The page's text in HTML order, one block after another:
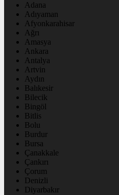
Adana
Adıyaman
Afyonkarahisar
Ağrı
Amasya
Ankara
Antalya
Artvin
Aydın
Balıkesir
Bilecik
Bingöl
Bitlis
Bolu
Burdur
Bursa
Çanakkale
Çankırı
Çorum
Denizli
Diyarbakır